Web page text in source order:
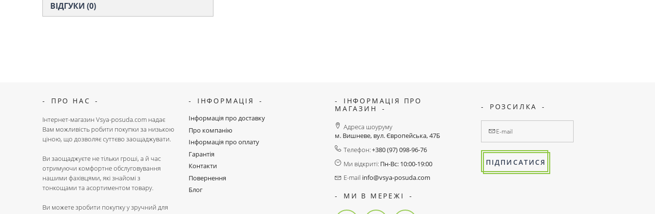
ВІДГУКИ (0)
ПРО НАС
Інтернет-магазин Vsya-posuda.com надає
Вам можливість робити покупки за низькою
ціною, що дозволяє суттєво заощаджувати.
Ви заощаджуєте не тільки гроші, а й час
отримуючи комфортне обслуговування
нашими фахівцями, які знайомі з
тонкощами та асортиментом товару.
Ви можете зробити покупку у зручний для
ІНФОРМАЦІЯ
Інформація про доставку
Про компанію
Інформація про оплату
Гарантія
Контакти
Повернення
Блог
ІНФОРМАЦІЯ ПРО
МАГАЗИН
Адреса шоуруму
м. Вишневе, вул. Європейська, 47Б
Телефон:+380 (97) 098-96-76
Ми відкриті: Пн-Вс: 10:00-19:00
E-mail info@vsya-posuda.com
МИ В МЕРЕЖІ
РОЗСИЛКА
ПІДПИСАТИСЯ